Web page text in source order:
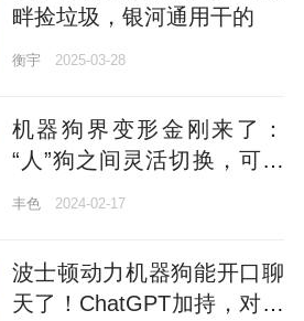
畔捡垃圾，银河通用干的
衡宇 2025-03-28
机器狗界变形金刚来了：
“人”狗之间灵活切换，可用
前肢开门取物，瑞士团队出
丰色 2024-02-17
波士顿动力机器狗能开口聊
天了！ChatGPT加持，对话